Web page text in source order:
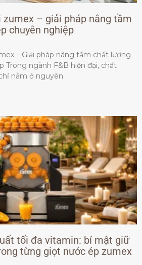
zumex – giải pháp nâng tầm
chuyên nghiệp
– Giải pháp nâng tầm chất lượng
Trong ngành F&B hiện đại, chất
nằm ở nguyên
tối đa vitamin: bí mật giữ
từng giọt nước ép zumex